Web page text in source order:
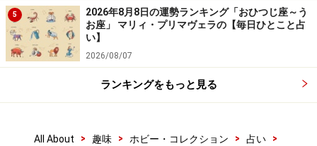
しし座／獅子座（7月23日～8月22日生ま
れ）
多様性のある1週間
こちら
5
2026年8月8日の運勢ランキング「おひつじ座～う
お座」 マリィ・プリマヴェラの【毎日ひとこと占
い】
2026/08/07
ランキングをもっと見る
All About > 趣味 > ホビー・コレクション > 占い
>